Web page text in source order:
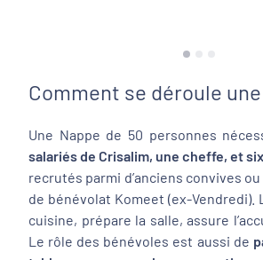
Comment se déroule une
Une Nappe de 50 personnes
salariés de Crisalim, une cheffe, et
recrutés parmi d’anciens convives
de bénévolat Komeet (ex-Vendredi).
cuisine, prépare la salle, assure
Le rôle des bénévoles est aussi de